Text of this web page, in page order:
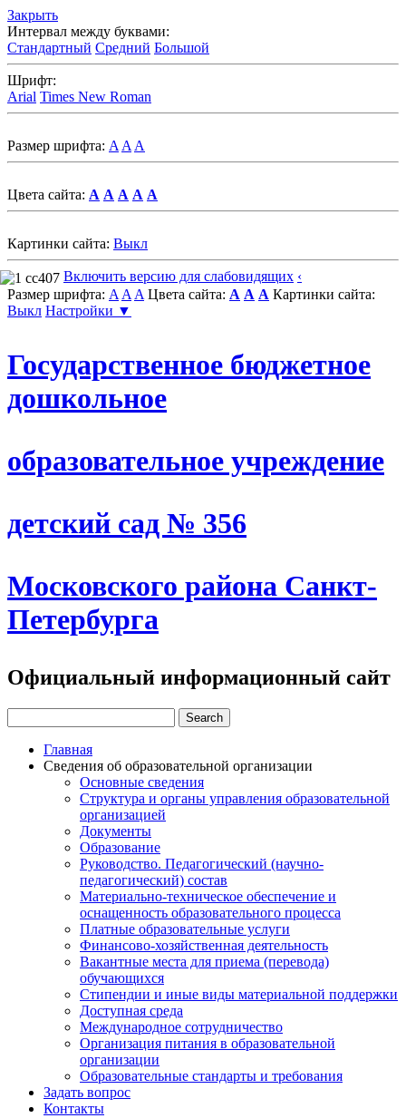
Закрыть
Интервал между буквами:
Стандартный Средний Большой
Шрифт:
Arial Times New Roman
Размер шрифта: A A A
Цвета сайта: A A A A A
Картинки сайта: Выкл
Включить версию для слабовидящих ‹
Размер шрифта: A A A Цвета сайта: A A A Картинки сайта:
Выкл Настройки ▼
Государственное бюджетное
дошкольное
образовательное учреждение
детский сад № 356
Московского района Санкт-
Петербурга
Официальный информационный сайт
Главная
Сведения об образовательной организации
Основные сведения
Структура и органы управления образовательной
организацией
Документы
Образование
Руководство. Педагогический (научно-
педагогический) состав
Материально-техническое обеспечение и
оснащенность образовательного процесса
Платные образовательные услуги
Финансово-хозяйственная деятельность
Вакантные места для приема (перевода)
обучающихся
Стипендии и иные виды материальной поддержки
Доступная среда
Международное сотрудничество
Организация питания в образовательной
организации
Образовательные стандарты и требования
Задать вопрос
Контакты